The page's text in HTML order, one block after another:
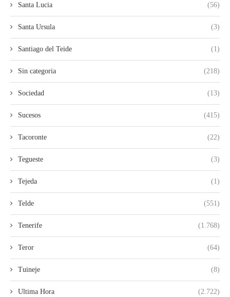
Santa Lucia (56)
Santa Ursula (3)
Santiago del Teide (1)
Sin categoria (218)
Sociedad (13)
Sucesos (415)
Tacoronte (22)
Tegueste (3)
Tejeda (1)
Telde (551)
Tenerife (1.768)
Teror (64)
Tuineje (8)
Ultima Hora (2.722)